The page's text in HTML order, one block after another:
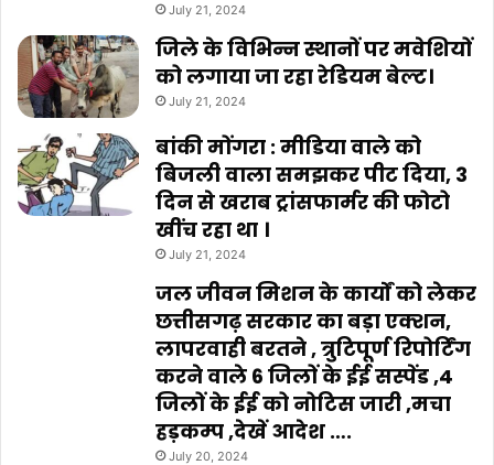
July 21, 2024
जिले के विभिन्न स्थानों पर मवेशियों
को लगाया जा रहा रेडियम बेल्ट।
July 21, 2024
बांकी मोंगरा : मीडिया वाले को
बिजली वाला समझकर पीट दिया, 3
दिन से खराब ट्रांसफार्मर की फोटो
खींच रहा था ।
July 21, 2024
जल जीवन मिशन के कार्यों को लेकर
छत्तीसगढ़ सरकार का बड़ा एक्शन,
लापरवाही बरतने , त्रुटिपूर्ण रिपोर्टिंग
करने वाले 6 जिलों के ईई सस्पेंड ,4
जिलों के ईई को नोटिस जारी ,मचा
हड़कम्प ,देखें आदेश ….
July 20, 2024